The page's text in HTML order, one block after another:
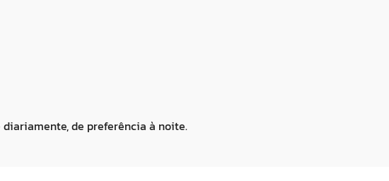
diariamente, de preferência à noite.